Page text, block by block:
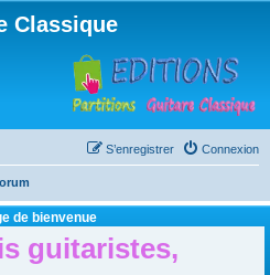
Classique
Connexion
S’enregistrer
de bienvenue
guitaristes,